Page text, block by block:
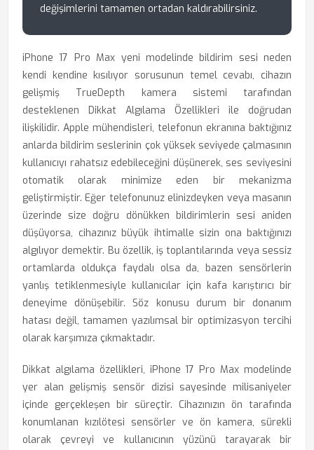
değişimlerini tamamen ortadan kaldırabilirsiniz.
iPhone 17 Pro Max yeni modelinde bildirim sesi neden
kendi kendine kısılıyor sorusunun temel cevabı, cihazın
gelişmiş TrueDepth kamera sistemi tarafından
desteklenen Dikkat Algılama Özellikleri ile doğrudan
ilişkilidir. Apple mühendisleri, telefonun ekranına baktığınız
anlarda bildirim seslerinin çok yüksek seviyede çalmasının
kullanıcıyı rahatsız edebileceğini düşünerek, ses seviyesini
otomatik olarak minimize eden bir mekanizma
geliştirmiştir. Eğer telefonunuz elinizdeyken veya masanın
üzerinde size doğru dönükken bildirimlerin sesi aniden
düşüyorsa, cihazınız büyük ihtimalle sizin ona baktığınızı
algılıyor demektir. Bu özellik, iş toplantılarında veya sessiz
ortamlarda oldukça faydalı olsa da, bazen sensörlerin
yanlış tetiklenmesiyle kullanıcılar için kafa karıştırıcı bir
deneyime dönüşebilir. Söz konusu durum bir donanım
hatası değil, tamamen yazılımsal bir optimizasyon tercihi
olarak karşımıza çıkmaktadır.
Dikkat algılama özellikleri, iPhone 17 Pro Max modelinde
yer alan gelişmiş sensör dizisi sayesinde milisaniyeler
içinde gerçekleşen bir süreçtir. Cihazınızın ön tarafında
konumlanan kızılötesi sensörler ve ön kamera, sürekli
olarak çevreyi ve kullanıcının yüzünü tarayarak bir